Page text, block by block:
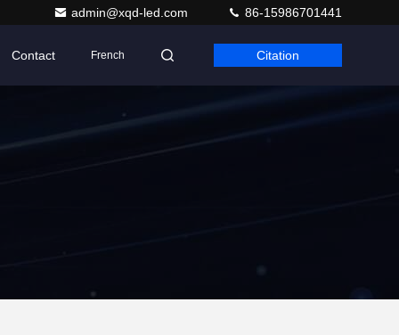
admin@xqd-led.com 86-15986701441
Contact French Citation